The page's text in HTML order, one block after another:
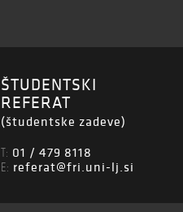
ŠTUDENTSKI
REFERAT
(študentske zadeve)
T: 01 / 479 8118
E: referat@fri.uni-lj.si